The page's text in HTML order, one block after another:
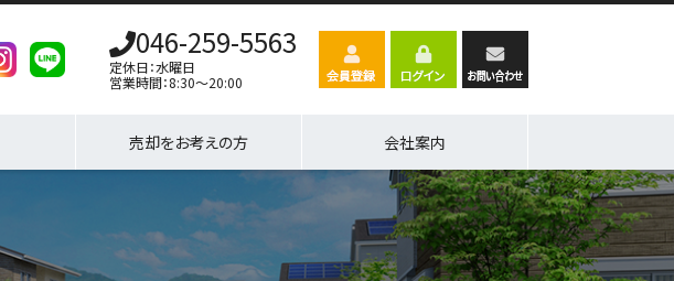
046-259-5563
定休日：水曜日
営業時間：8:30～20:00
売却をお考えの方 会社案内